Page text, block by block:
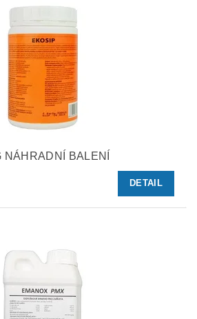
NÁHRADNÍ BALENÍ
DETAIL